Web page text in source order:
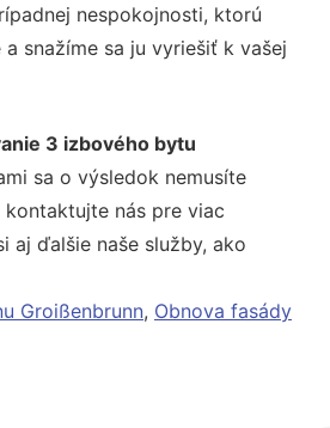
nespokojnosti, ktorú
snažíme sa ju vyriešiť k vašej
3 izbového bytu
sa o výsledok nemusíte
nás pre viac
aj ďalšie naše služby, ako
Groißenbrunn, Obnova fasády